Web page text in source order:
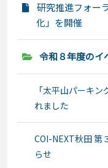
研究推進フォー
化」を開催
令和８年度のイ
「太平山パーキ
れました
COI-NEXT秋田 第
らせ